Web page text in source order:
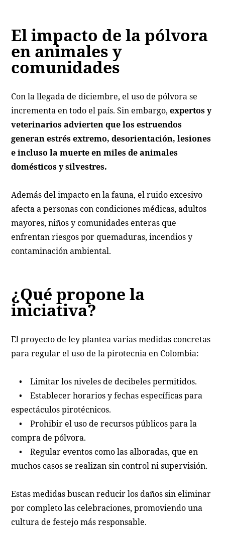
El impacto de la pólvora
en animales y
comunidades
Con la llegada de diciembre, el uso de pólvora se
incrementa en todo el país. Sin embargo,expertos y
veterinarios advierten que los estruendos
generan estrés extremo, desorientación, lesiones
e incluso la muerte en miles de animales
domésticos y silvestres.
Además del impacto en la fauna, el ruido excesivo
afecta a personas con condiciones médicas, adultos
mayores, niños y comunidades enteras que
enfrentan riesgos por quemaduras, incendios y
contaminación ambiental.
¿Qué propone la
iniciativa?
El proyecto de ley plantea varias medidas concretas
para regular el uso de la pirotecnia en Colombia:
• Limitar los niveles de decibeles permitidos.
• Establecer horarios y fechas específicas para
espectáculos pirotécnicos.
• Prohibir el uso de recursos públicos para la
compra de pólvora.
• Regular eventos como las alboradas, que en
muchos casos se realizan sin control ni supervisión.
Estas medidas buscan reducir los daños sin eliminar
por completo las celebraciones, promoviendo una
cultura de festejo más responsable.